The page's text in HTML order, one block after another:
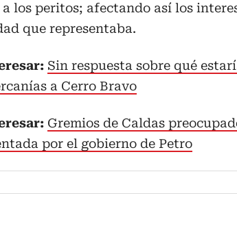
los peritos; afectando así los
que representaba.
Sin respuesta sobre qué
a Cerro Bravo
Gremios de Caldas
por el gobierno de Petro